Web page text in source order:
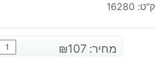
16280
מחיר: ₪107
של